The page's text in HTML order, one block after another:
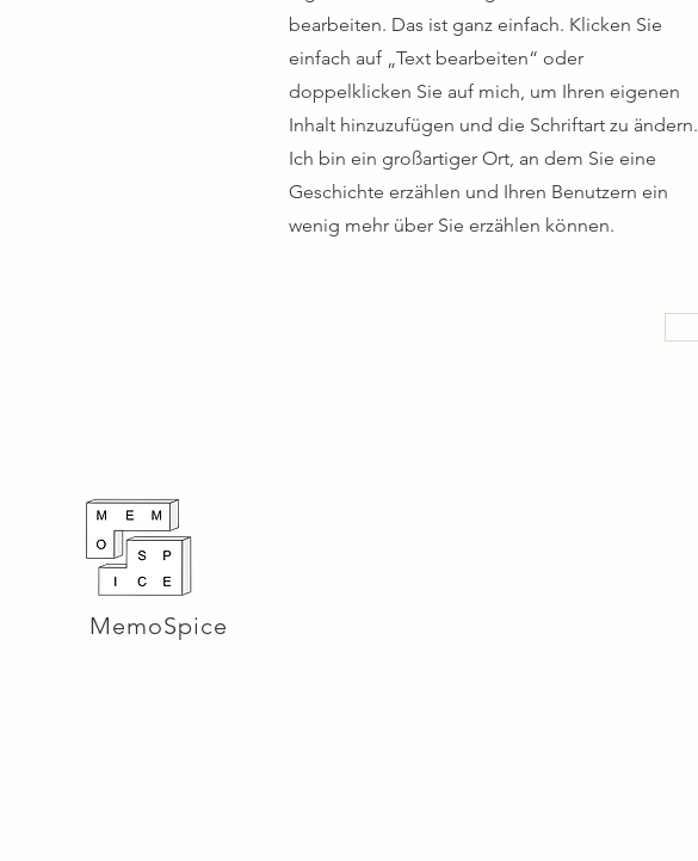
bearbeiten. Das ist ganz einfach. Klicken Sie
einfach auf „Text bearbeiten“ oder
doppelklicken Sie auf mich, um Ihren eigenen
Inhalt hinzuzufügen und die Schriftart zu ändern.
Ich bin ein großartiger Ort, an dem Sie eine
Geschichte erzählen und Ihren Benutzern ein
wenig mehr über Sie erzählen können.
MemoSpice